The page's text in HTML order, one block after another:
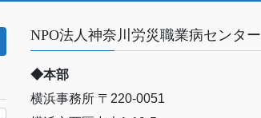
NPO法人神奈川労災職業病センター
◆本部
横浜事務所 〒220-0051